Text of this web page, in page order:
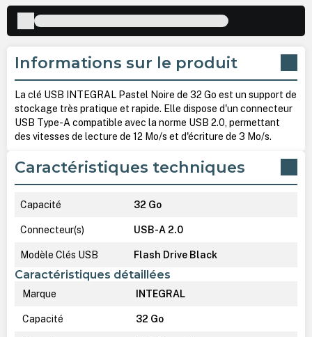
Informations sur le produit
La clé USB INTEGRAL Pastel Noire de 32 Go est un support de
stockage très pratique et rapide. Elle dispose d'un connecteur
USB Type-A compatible avec la norme USB 2.0, permettant
des vitesses de lecture de 12 Mo/s et d'écriture de 3 Mo/s.
Caractéristiques techniques
Capacité 32 Go
Connecteur(s) USB-A 2.0
Modèle Clés USB Flash Drive Black
Caractéristiques détaillées
Marque INTEGRAL
Capacité 32 Go